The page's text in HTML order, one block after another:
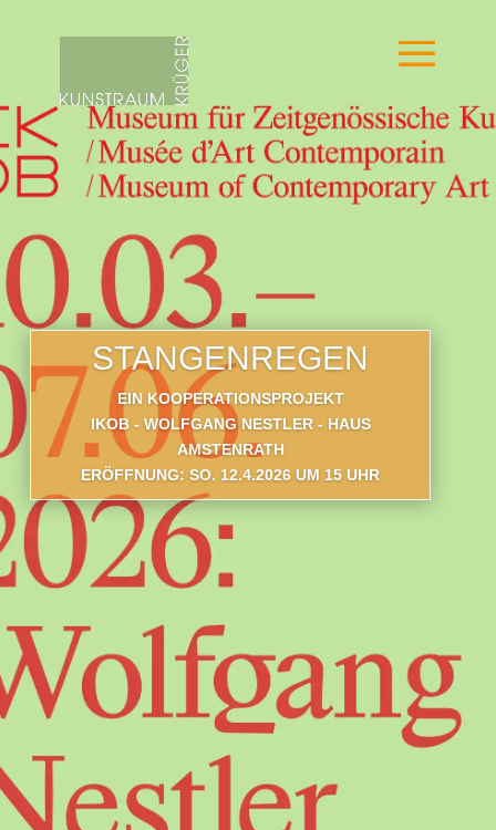
STANGENREGEN
EIN KOOPERATIONSPROJEKT
IKOB - WOLFGANG NESTLER - HAUS
AMSTENRATH
ERÖFFNUNG: SO. 12.4.2026 UM 15 UHR